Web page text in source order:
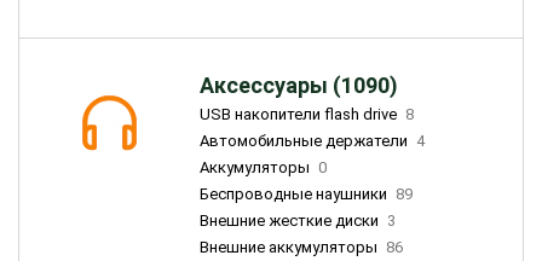
Аксессуары (1090)
USB накопители flash drive 8
Автомобильные держатели 4
Аккумуляторы 0
Беспроводные наушники 89
Внешние жесткие диски 3
Внешние аккумуляторы 86